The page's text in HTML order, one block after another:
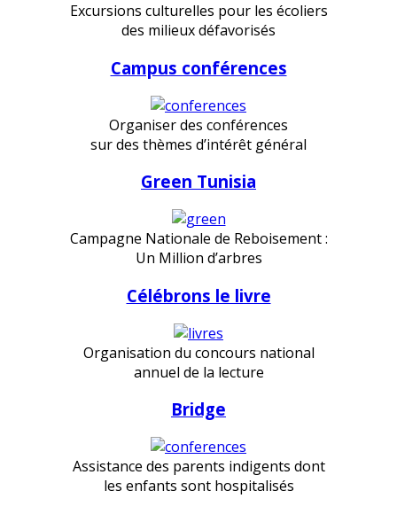
Excursions culturelles pour les écoliers
des milieux défavorisés
Campus conférences
Organiser des conférences
sur des thèmes d’intérêt général
Green Tunisia
Campagne Nationale de Reboisement :
Un Million d’arbres
Célébrons le livre
Organisation du concours national
annuel de la lecture
Bridge
Assistance des parents indigents dont
les enfants sont hospitalisés